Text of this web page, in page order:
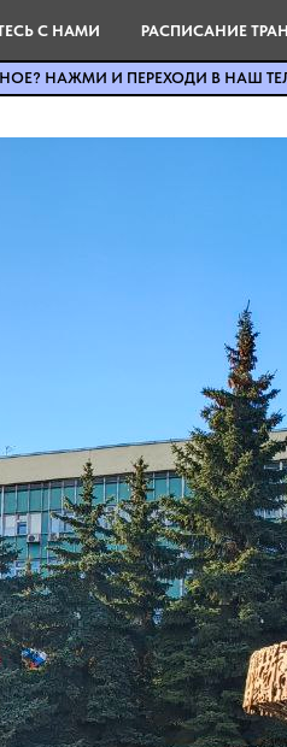
С НАМИ РАСПИСАНИЕ
НАЖМИ И ПЕРЕХОДИ В НАШ